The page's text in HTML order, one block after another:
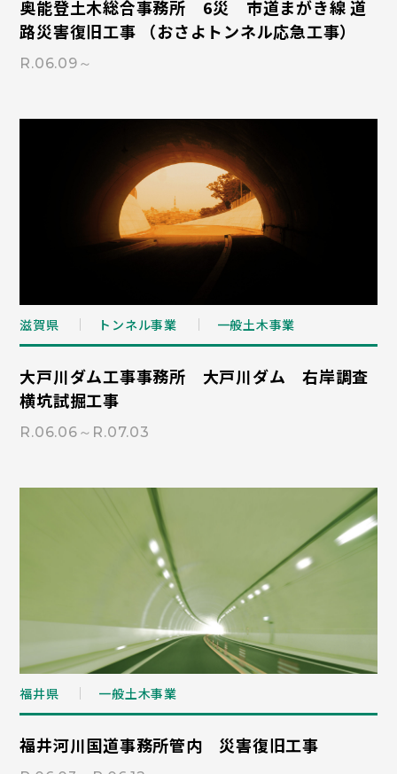
奥能登土木総合事務所 6災 市道まがき線 道
路災害復旧工事 （おさよトンネル応急工事）
R.06.09～
滋賀県 トンネル事業 一般土木事業
大戸川ダム工事事務所 大戸川ダム 右岸調査
横坑試掘工事
R.06.06～R.07.03
福井県 一般土木事業
福井河川国道事務所管内 災害復旧工事